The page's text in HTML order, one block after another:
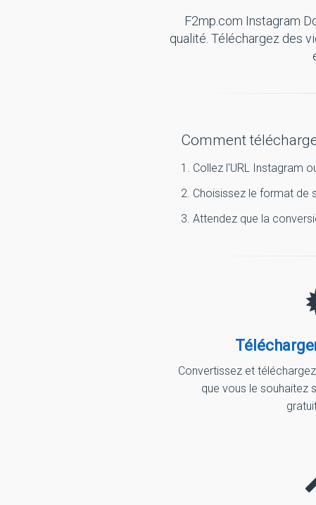
F2mp.com Instagram
qualité. Téléchargez des
Comment
1. Collez l'URL Instagram
2. Choisissez le format de
3. Attendez que la
Convertissez et
que vous le souhaitez